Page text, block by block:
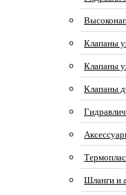
Клапаны
Клапаны
Клапаны
Шланги и